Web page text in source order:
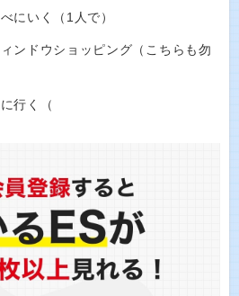
にいく（1人で）
ドウショッピング（こちらも勿
行く（